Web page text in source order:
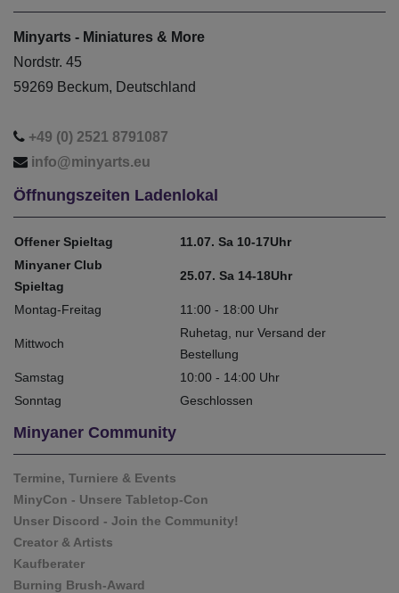
Minyarts - Miniatures & More
Nordstr. 45
59269 Beckum, Deutschland
+49 (0) 2521 8791087
info@minyarts.eu
Öffnungszeiten Ladenlokal
Offener Spieltag
11.07. Sa 10-17Uhr
Minyaner Club
Spieltag
25.07. Sa 14-18Uhr
Montag-Freitag 11:00 - 18:00 Uhr
Mittwoch
Ruhetag, nur Versand der
Bestellung
Samstag
10:00 - 14:00 Uhr
Sonntag
Geschlossen
Minyaner Community
Termine, Turniere & Events
MinyCon - Unsere Tabletop-Con
Unser Discord - Join the Community!
Creator & Artists
Kaufberater
Burning Brush-Award